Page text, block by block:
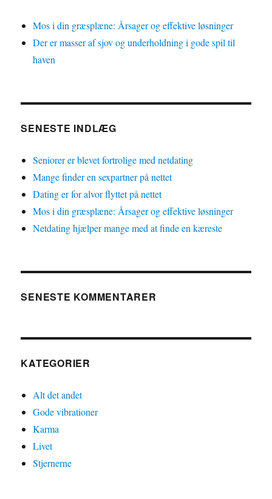
Mos i din græsplæne: Årsager og effektive løsninger
Der er masser af sjov og underholdning i gode spil til
haven
SENESTE INDLÆG
Seniorer er blevet fortrolige med netdating
Mange finder en sexpartner på nettet
Dating er for alvor flyttet på nettet
Mos i din græsplæne: Årsager og effektive løsninger
Netdating hjælper mange med at finde en kæreste
SENESTE KOMMENTARER
KATEGORIER
Alt det andet
Gode vibrationer
Karma
Livet
Stjernerne